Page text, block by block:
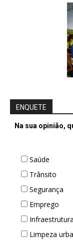
ENQUETE
Na sua opinião,
Saúde
Trânsito
Segurança
Emprego
Infraestrutura
Limpeza